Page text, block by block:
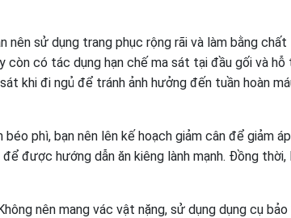
nên sử dụng trang phục rộng rãi và làm bằng
còn có tác dụng hạn chế ma sát tại đầu gối và hỗ
khi đi ngủ để tránh ảnh hưởng đến tuần hoàn
phì, bạn nên lên kế hoạch giảm cân để giảm
được hướng dẫn ăn kiêng lành mạnh. Đồng
nên mang vác vật nặng, sử dụng dụng cụ